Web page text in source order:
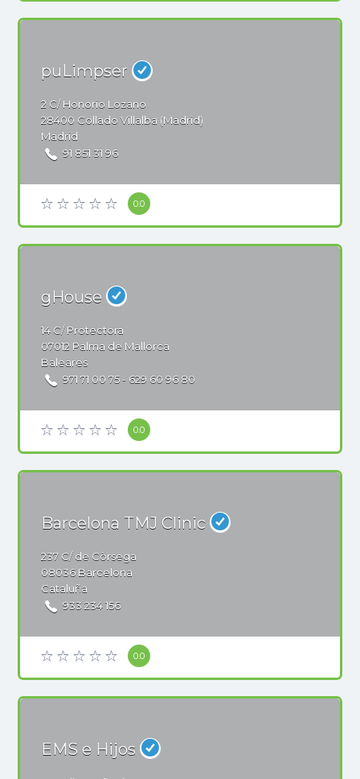
puLimpser
2 C/ Honorio Lozano
28400 Collado Villalba (Madrid)
Madrid
91 851 31 96
0.0
gHouse
14 C/ Protectora
07012 Palma de Mallorca
Baleares
971 71 00 75 - 629 60 96 80
0.0
Barcelona TMJ Clinic
237 C/ de Còrsega
08036 Barcelona
Cataluña
933 234 156
0.0
EMS e Hijos